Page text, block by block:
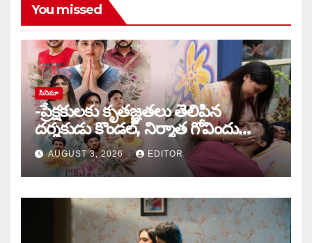
You missed
సినిమా
-ప్రేక్షకులకు కృతజ్ఞతలు తెలిపిన
దర్శకుడు కొండల్, నిర్మాత గోవిందు
కాండ్రేగుల
AUGUST 3, 2026 EDITOR